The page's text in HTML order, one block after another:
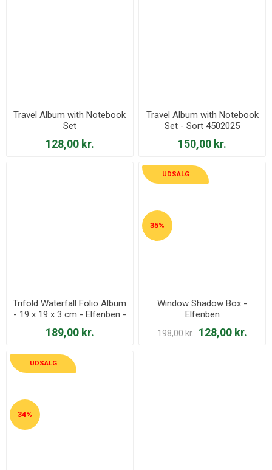
Travel Album with Notebook
Set
128,00 kr.
Travel Album with Notebook
Set - Sort 4502025
150,00 kr.
Trifold Waterfall Folio Album
- 19 x 19 x 3 cm - Elfenben -
4502382
189,00 kr.
UDSALG
35%
Window Shadow Box -
Elfenben
198,00 kr. 128,00 kr.
UDSALG
34%